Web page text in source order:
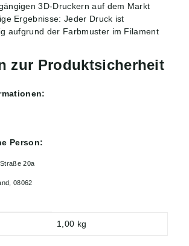
3D-Druckern auf dem Markt
Ergebnisse: Jeder Druck ist
aufgrund der Farbmuster im Filament
zur Produktsicherheit
Person:
20a
08062
1,00 kg